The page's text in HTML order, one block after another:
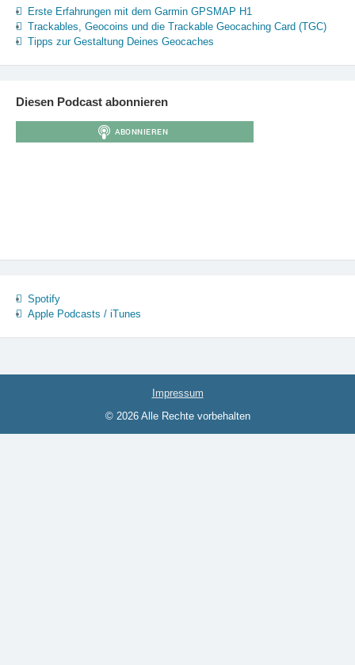
Erste Erfahrungen mit dem Garmin GPSMAP H1
Trackables, Geocoins und die Trackable Geocaching Card (TGC)
Tipps zur Gestaltung Deines Geocaches
Diesen Podcast abonnieren
Spotify
Apple Podcasts / iTunes
Impressum
© 2026 Alle Rechte vorbehalten